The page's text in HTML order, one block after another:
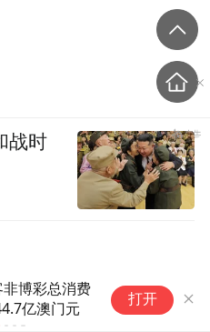
区开枝散叶 打开
战时